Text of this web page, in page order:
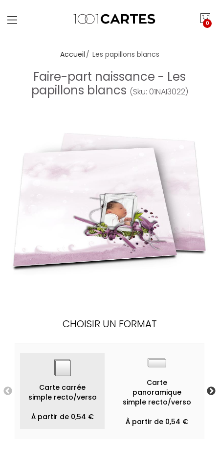
0
Accueil Les papillons blancs
Faire-part naissance - Les
papillons blancs (Sku: 01NAI3022)
CHOISIR UN FORMAT
Carte carrée
simple recto/verso
À partir de 0,54 €
Carte
panoramique
simple recto/verso
À partir de 0,54 €